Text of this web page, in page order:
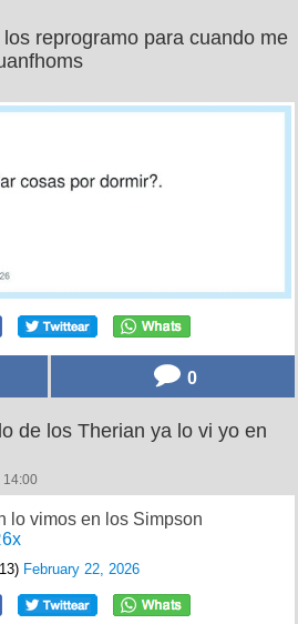
reprogramo para cuando me
0
de los Therian ya lo vi yo en
14:00
lo vimos en los Simpson
February 22, 2026